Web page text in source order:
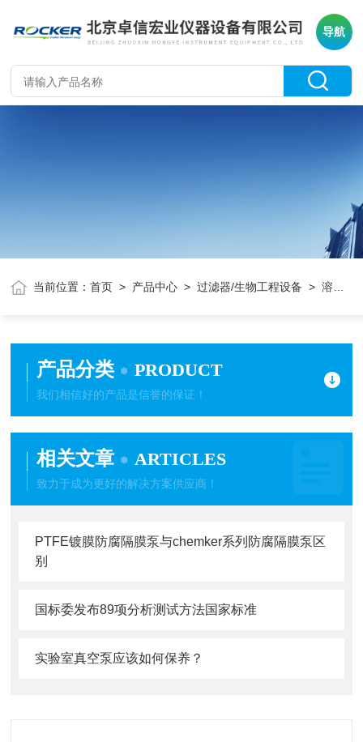
导航
当前位置：首页 > 产品中心 >过滤器/生物工程设备 > 溶剂过滤器
产品分类 PRODUCT
我们相信好的产品是信誉的保证！
相关文章 ARTICLES
致力于成为更好的解决方案供应商！
PTFE镀膜防腐隔膜泵与chemker系列防腐隔膜泵区
别
国标委发布89项分析测试方法国家标准
实验室真空泵应该如何保养？